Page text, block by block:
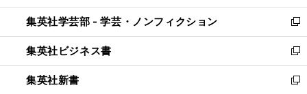
開
く
ウ
で
開
く
ン
ド
ウ
で
開
く
ウ
ィ
ン
ド
ウ
で
集英社学芸部 - 学芸・ノンフィクション
新
し
い
ウ
ィ
集英社ビジネス書
新
し
い
集英社新書
新